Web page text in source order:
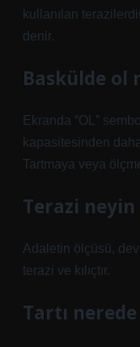
kullanılan
denir.
Baskülde ol
Ekranda “OL”
kapasitesinden
Tartmaya veya
Terazi
Adaletin ölçüsü,
terazi ve kılıçtır.
Tartı